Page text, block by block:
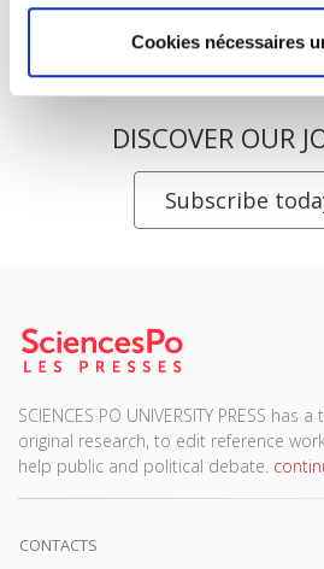
Cookies nécessaires
DISCOVER OUR
Subscribe
SCIENCES PO UNIVERSITY PRESS
original research, to edit reference
help public and political debate.
CONTACTS